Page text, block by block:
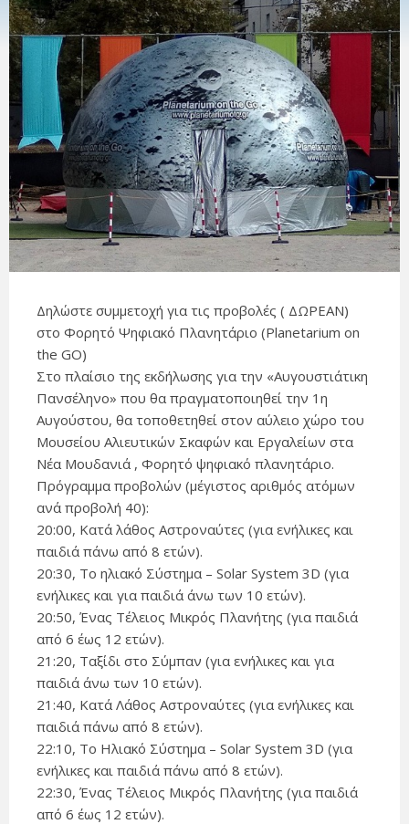
Δηλώστε συμμετοχή για τις προβολές ( ΔΩΡΕΑΝ)
στο Φορητό Ψηφιακό Πλανητάριο (Planetarium on
the GO)
Στο πλαίσιο της εκδήλωσης για την «Αυγουστιάτικη
Πανσέληνο» που θα πραγματοποιηθεί την 1η
Αυγούστου, θα τοποθετηθεί στον αύλειο χώρο του
Μουσείου Αλιευτικών Σκαφών και Εργαλείων στα
Νέα Μουδανιά , Φορητό ψηφιακό πλανητάριο.
Πρόγραμμα προβολών (μέγιστος αριθμός ατόμων
ανά προβολή 40):
20:00, Κατά λάθος Αστροναύτες (για ενήλικες και
παιδιά πάνω από 8 ετών).
20:30, Το ηλιακό Σύστημα – Solar System 3D (για
ενήλικες και για παιδιά άνω των 10 ετών).
20:50, Ένας Τέλειος Μικρός Πλανήτης (για παιδιά
από 6 έως 12 ετών).
21:20, Ταξίδι στο Σύμπαν (για ενήλικες και για
παιδιά άνω των 10 ετών).
21:40, Κατά Λάθος Αστροναύτες (για ενήλικες και
παιδιά πάνω από 8 ετών).
22:10, Το Ηλιακό Σύστημα – Solar System 3D (για
ενήλικες και παιδιά πάνω από 8 ετών).
22:30, Ένας Τέλειος Μικρός Πλανήτης (για παιδιά
από 6 έως 12 ετών).